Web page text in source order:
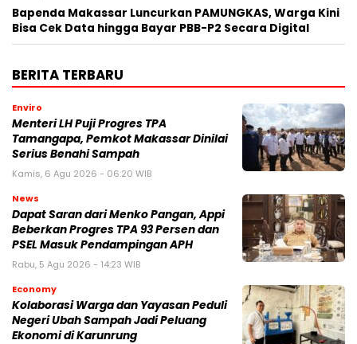
Bapenda Makassar Luncurkan PAMUNGKAS, Warga Kini
Bisa Cek Data hingga Bayar PBB-P2 Secara Digital
BERITA TERBARU
Enviro
Menteri LH Puji Progres TPA
Tamangapa, Pemkot Makassar Dinilai
Serius Benahi Sampah
Kamis, 6 Agu 2026 - 06:20 WIB
News
Dapat Saran dari Menko Pangan, Appi
Beberkan Progres TPA 93 Persen dan
PSEL Masuk Pendampingan APH
Rabu, 5 Agu 2026 - 14:23 WIB
Economy
Kolaborasi Warga dan Yayasan Peduli
Negeri Ubah Sampah Jadi Peluang
Ekonomi di Karunrung